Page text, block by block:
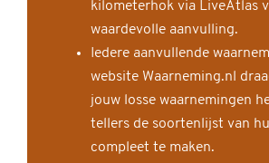
kilometerhok via LiveAtlas
waardevolle aanvulling.
Iedere aanvullende
website Waarneming.nl
jouw losse waarnemingen
tellers de soortenlijst van
compleet te maken.